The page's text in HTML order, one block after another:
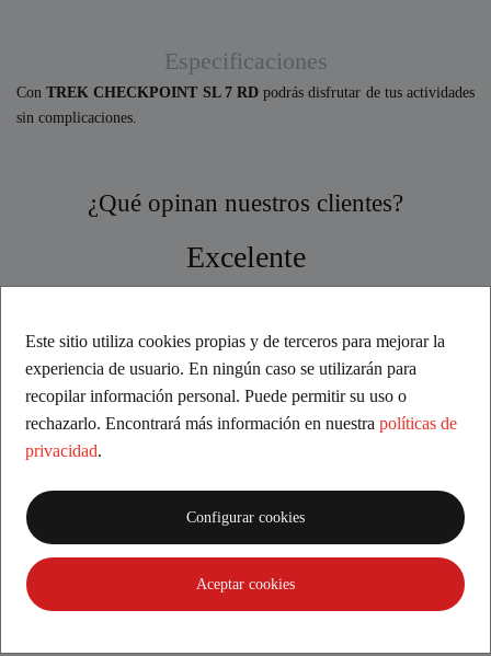
Especificaciones
ConTREK CHECKPOINT SL 7 RD podrás disfrutar de tus actividades
sin complicaciones.
¿Qué opinan nuestros clientes?
Excelente
Sílvia
sin verla y acertado de lleno. Muchas gracias. Lo haremos
saber a todos los que quieran comprar una Yamaha.
Este sitio utiliza cookies propias y de terceros para mejorar la
experiencia de usuario. En ningún caso se utilizarán para
recopilar información personal. Puede permitir su uso o
rechazarlo. Encontrará más información en nuestra políticas de
privacidad.
Configurar cookies
Aceptar cookies